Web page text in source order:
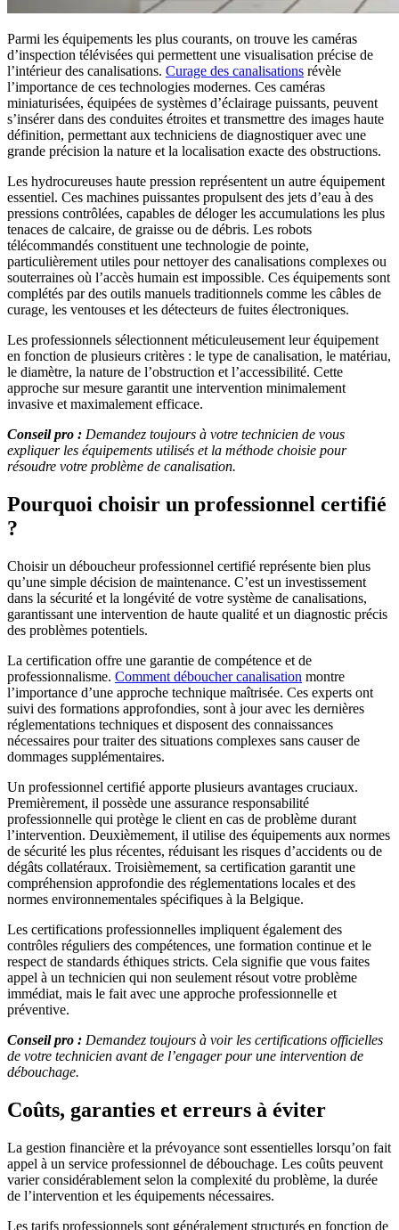
Parmi les équipements les plus courants, on trouve les caméras
d’inspection télévisées qui permettent une visualisation précise de
l’intérieur des canalisations. Curage des canalisations révèle
l’importance de ces technologies modernes. Ces caméras
miniaturisées, équipées de systèmes d’éclairage puissants, peuvent
s’insérer dans des conduites étroites et transmettre des images haute
définition, permettant aux techniciens de diagnostiquer avec une
grande précision la nature et la localisation exacte des obstructions.
Les hydrocureuses haute pression représentent un autre équipement
essentiel. Ces machines puissantes propulsent des jets d’eau à des
pressions contrôlées, capables de déloger les accumulations les plus
tenaces de calcaire, de graisse ou de débris. Les robots
télécommandés constituent une technologie de pointe,
particulièrement utiles pour nettoyer des canalisations complexes ou
souterraines où l’accès humain est impossible. Ces équipements sont
complétés par des outils manuels traditionnels comme les câbles de
curage, les ventouses et les détecteurs de fuites électroniques.
Les professionnels sélectionnent méticuleusement leur équipement
en fonction de plusieurs critères : le type de canalisation, le matériau,
le diamètre, la nature de l’obstruction et l’accessibilité. Cette
approche sur mesure garantit une intervention minimalement
invasive et maximalement efficace.
Conseil pro : Demandez toujours à votre technicien de vous
expliquer les équipements utilisés et la méthode choisie pour
résoudre votre problème de canalisation.
Pourquoi choisir un professionnel certifié
?
Choisir un déboucheur professionnel certifié représente bien plus
qu’une simple décision de maintenance. C’est un investissement
dans la sécurité et la longévité de votre système de canalisations,
garantissant une intervention de haute qualité et un diagnostic précis
des problèmes potentiels.
La certification offre une garantie de compétence et de
professionnalisme. Comment déboucher canalisation montre
l’importance d’une approche technique maîtrisée. Ces experts ont
suivi des formations approfondies, sont à jour avec les dernières
réglementations techniques et disposent des connaissances
nécessaires pour traiter des situations complexes sans causer de
dommages supplémentaires.
Un professionnel certifié apporte plusieurs avantages cruciaux.
Premièrement, il possède une assurance responsabilité
professionnelle qui protège le client en cas de problème durant
l’intervention. Deuxièmement, il utilise des équipements aux normes
de sécurité les plus récentes, réduisant les risques d’accidents ou de
dégâts collatéraux. Troisièmement, sa certification garantit une
compréhension approfondie des réglementations locales et des
normes environnementales spécifiques à la Belgique.
Les certifications professionnelles impliquent également des
contrôles réguliers des compétences, une formation continue et le
respect de standards éthiques stricts. Cela signifie que vous faites
appel à un technicien qui non seulement résout votre problème
immédiat, mais le fait avec une approche professionnelle et
préventive.
Conseil pro : Demandez toujours à voir les certifications officielles
de votre technicien avant de l’engager pour une intervention de
débouchage.
Coûts, garanties et erreurs à éviter
La gestion financière et la prévoyance sont essentielles lorsqu’on fait
appel à un service professionnel de débouchage. Les coûts peuvent
varier considérablement selon la complexité du problème, la durée
de l’intervention et les équipements nécessaires.
Les tarifs professionnels sont généralement structurés en fonction de